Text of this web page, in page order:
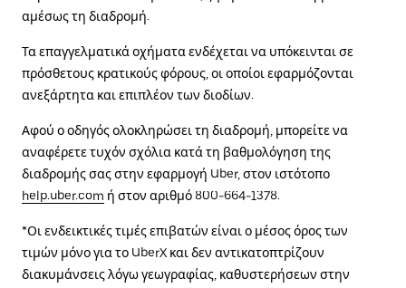
αμέσως τη διαδρομή.
Τα επαγγελματικά οχήματα ενδέχεται να υπόκεινται σε
πρόσθετους κρατικούς φόρους, οι οποίοι εφαρμόζονται
ανεξάρτητα και επιπλέον των διοδίων.
Αφού ο οδηγός ολοκληρώσει τη διαδρομή, μπορείτε να
αναφέρετε τυχόν σχόλια κατά τη βαθμολόγηση της
διαδρομής σας στην εφαρμογή Uber, στον ιστότοπο
help.uber.com ή στον αριθμό 800-664-1378.
*Οι ενδεικτικές τιμές επιβατών είναι ο μέσος όρος των
τιμών μόνο για το UberX και δεν αντικατοπτρίζουν
διακυμάνσεις λόγω γεωγραφίας, καθυστερήσεων στην